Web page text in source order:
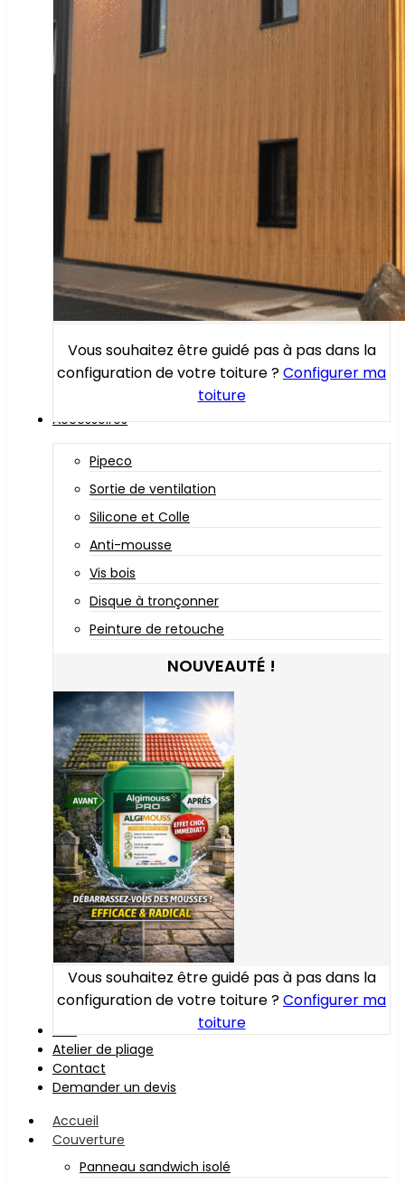
Vous souhaitez être guidé pas à pas dans la
configuration de votre toiture ?Configurer ma
toiture
Accessoires
Pipeco
Sortie de ventilation
Silicone et Colle
Anti-mousse
Vis bois
Disque à tronçonner
Peinture de retouche
NOUVEAUTÉ !
Vous souhaitez être guidé pas à pas dans la
configuration de votre toiture ?Configurer ma
toiture
Atelier de pliage
Contact
Demander un devis
Accueil
Couverture
Panneau sandwich isolé